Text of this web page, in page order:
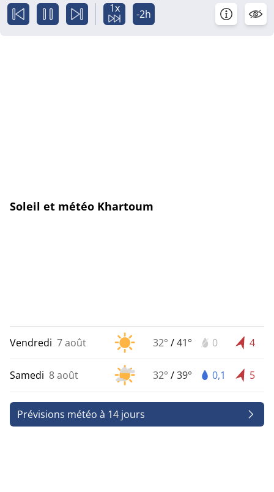
1x -2h
Soleil et météo Khartoum
Vendredi 7 août 32° /41° 0 4
Samedi 8 août 32° /39° 0,1 5
Prévisions météo à 14 jours